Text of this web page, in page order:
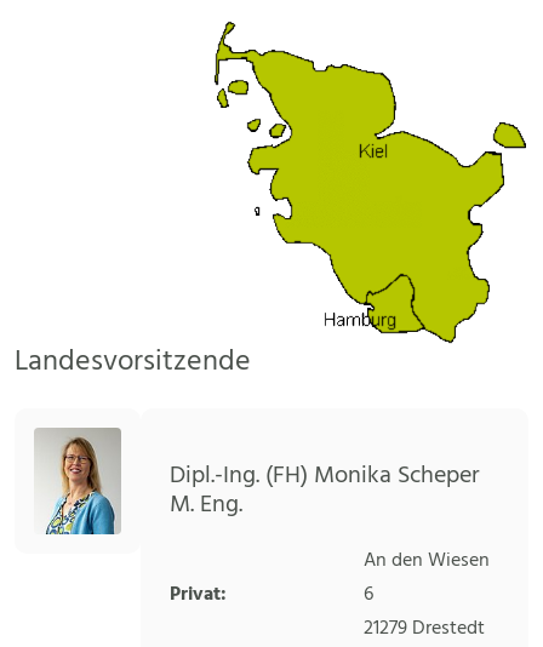
Landesvorsitzende
Dipl.-Ing. (FH) Monika Scheper
M. Eng.
Privat:
An den Wiesen
6
21279Drestedt